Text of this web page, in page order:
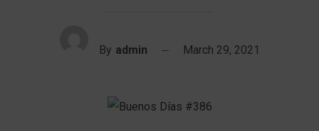
By admin March 29, 2021